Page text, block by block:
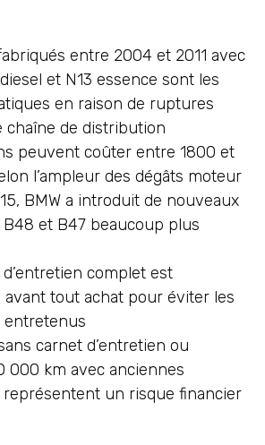
entre 2004 et 2011 avec
et N13 essence sont les
en raison de ruptures
chaîne de distribution
peuvent coûter entre 1800 et
l’ampleur des dégâts moteur
BMW a introduit de nouveaux
et B47 beaucoup plus
complet est
avant tout achat pour éviter les
entretenus
carnet d’entretien ou
000 km avec anciennes
un risque financier